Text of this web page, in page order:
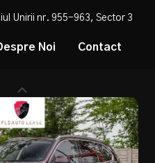
Unirii nr. 955-963, Sector 3
Noi Contact